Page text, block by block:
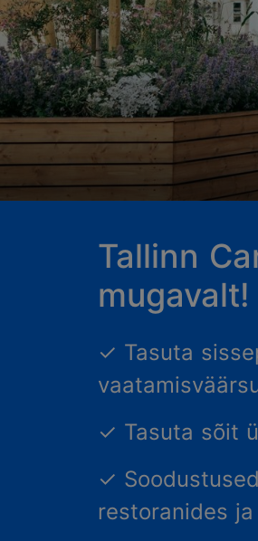
Tallinn
mugavalt!
✓ Tasuta
✓ Tasuta sõit
✓
restoranides